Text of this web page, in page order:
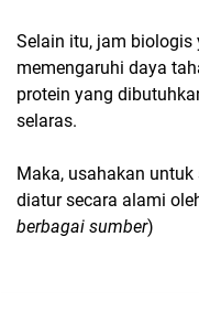
Selain itu, jam biologis
memengaruhi daya
protein yang
selaras.
Maka, usahakan
diatur secara alami
berbagai sumber)